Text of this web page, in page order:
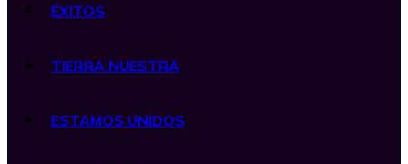
ÉXITOS
TIERRA NUESTRA
ESTAMOS UNIDOS